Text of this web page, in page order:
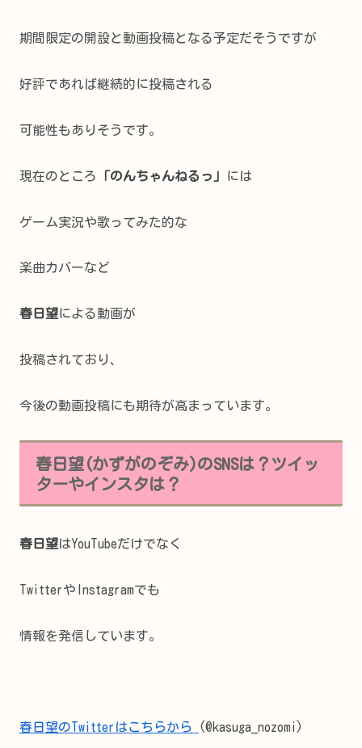
期間限定の開設と動画投稿となる予定だそうですが
好評であれば継続的に投稿される
可能性もありそうです。
現在のところ 「のんちゃんねるっ」 には
ゲーム実況や歌ってみた的な
楽曲カバーなど
春日望による動画が
投稿されており、
今後の動画投稿にも期待が高まっています。
春日望(かずがのぞみ)のSNSは？ツイッ
ターやインスタは？
春日望はYouTubeだけでなく
TwitterやInstagramでも
情報を発信しています。
春日望のTwitterはこちらから (@kasuga_nozomi)